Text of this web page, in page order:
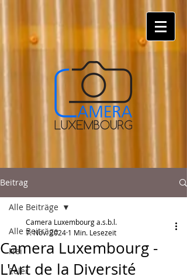
Beitrag
Alle Beiträge
Nei
Eeler
Alle Beiträge
Camera Luxembourg -
L'Art de la Diversité
Camera Luxembourg a.s.b.l.
7. Nov. 2024 1 Min. Lesezeit